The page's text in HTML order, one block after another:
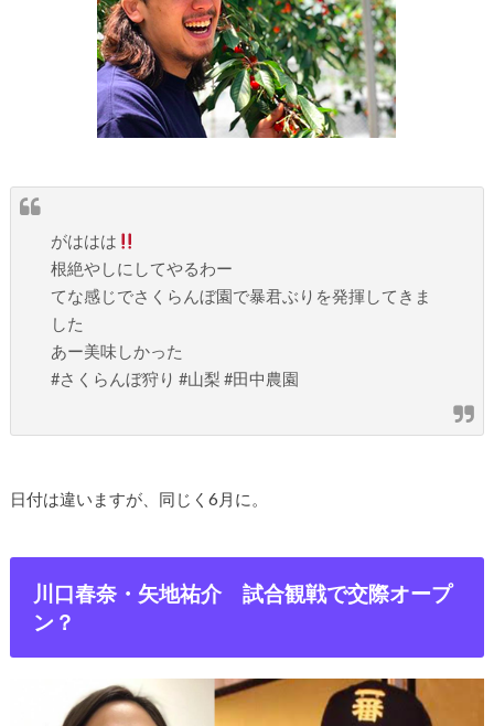
がははは
根絶やしにしてやるわー
てな感じでさくらんぼ園で暴君ぶりを発揮してきま
した
あー美味しかった
#さくらんぼ狩り #山梨 #田中農園
日付は違いますが、同じく6月に。
川口春奈・矢地祐介 試合観戦で交際オープ
ン？